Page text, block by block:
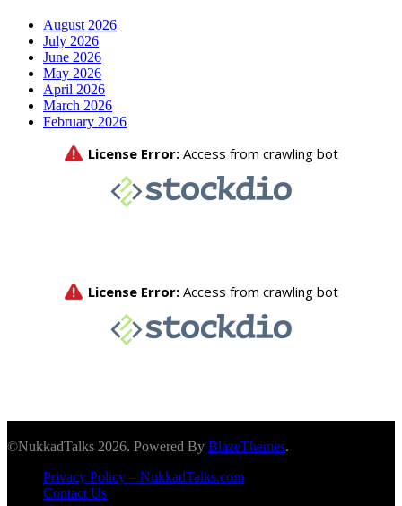
August 2026
July 2026
June 2026
May 2026
April 2026
March 2026
February 2026
©NukkadTalks 2026. Powered By BlazeThemes.
Privacy Policy – NukkadTalks.com
Contact Us